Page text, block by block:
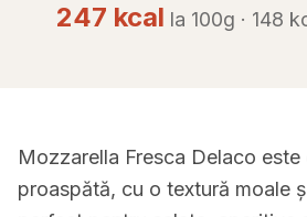
247 kcal la 100g · 148
Mozzarella Fresca Delaco este
proaspătă, cu o textură moale